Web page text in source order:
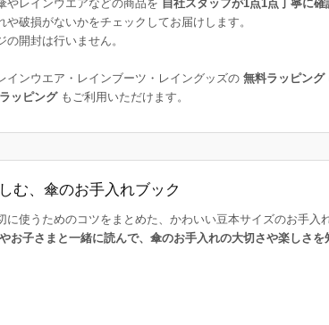
やレインウエアなどの商品を 自社スタッフが1点1点丁寧に確
や破損がないかをチェックしてお届けします。
開封は行いません。
インウエア・レインブーツ・レイングッズの 無料ラッピング
ッピングもご利用いただけます。
む、傘のお手入れブック
に使うためのコツをまとめた、かわいい豆本サイズのお手入
お子さまと一緒に読んで、傘のお手入れの大切さや楽しさ